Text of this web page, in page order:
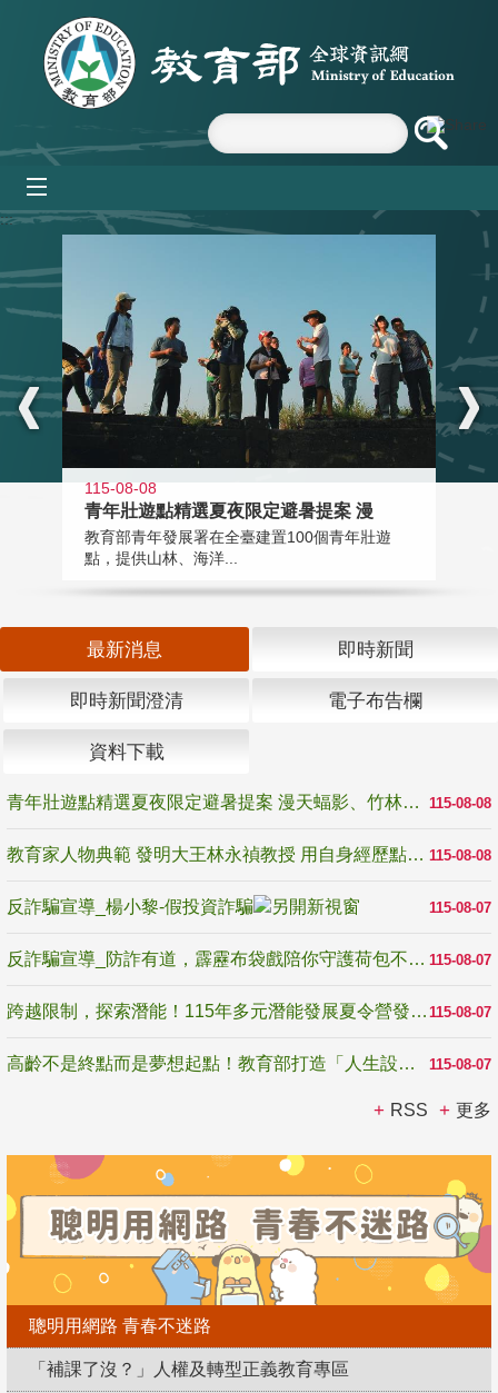
跳到主要內容區塊
:::
115-08-08
青年壯遊點精選夏夜限定避暑提案 漫
教育部青年發展署在全臺建置100個青年壯遊
點，提供山林、海洋...
最新消息 即時新聞
即時新聞澄清 電子布告欄
資料下載
115-08-08
青年壯遊點精選夏夜限定避暑提案 漫天蝠影、竹林尋蛙、茶香夜觀 邀青年暮色出發
115-08-08
教育家人物典範 發明大王林永禎教授 用自身經歷點亮學生的路
115-08-07
反詐騙宣導_楊小黎-假投資詐騙
115-08-07
反詐騙宣導_防詐有道，霹靂布袋戲陪你守護荷包不受騙
115-08-07
跨越限制，探索潛能！115年多元潛能發展夏令營發掘生命無限可能
115-08-07
高齡不是終點而是夢想起點！教育部打造「人生設計夢工場」 參展第3屆高齡健康產業博覽會
RSS 更多
聰明用網路 青春不迷路
「補課了沒？」人權及轉型正義教育專區